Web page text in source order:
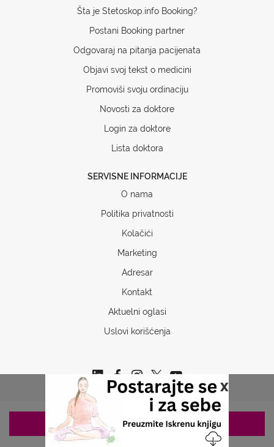
x
Šta je Stetoskop.info Booking?
Postani Booking partner
Odgovaraj na pitanja pacijenata
Objavi svoj tekst o medicini
Promoviši svoju ordinaciju
Novosti za doktore
Login za doktore
Lista doktora
SERVISNE INFORMACIJE
O nama
Politika privatnosti
Kolačići
Marketing
Adresar
Kontakt
Aktuelni oglasi
Uslovi korišćenja
Copyrights © 2026 Sva prava www.stetoskop.info
ZAKAZIVANJE 063/687-460